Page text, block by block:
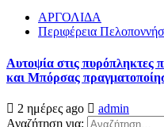
ΑΡΓΟΛΙΔΑ
Περιφέρεια
Αυτοψία στις πυρόπληκτες
και Μπόρσας
2 ημέρες ago
admin
Αναζήτηση για: